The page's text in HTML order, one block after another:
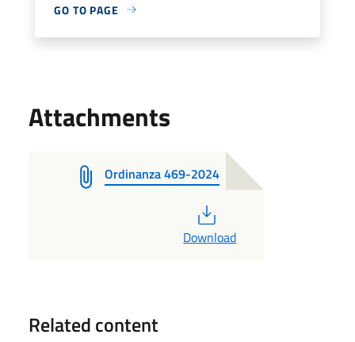
GO TO PAGE
Attachments
Ordinanza 469-2024
Download
Related content